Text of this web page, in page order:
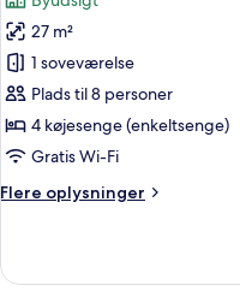
billeder
af
Basic-
værelse
27 m²
1 soveværelse
Plads til 8 personer
4 køjesenge (enkeltsenge)
Gratis Wi-Fi
Flere oplysninger
Flere
værelse